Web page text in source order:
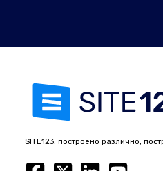
SITE123: построено различно,